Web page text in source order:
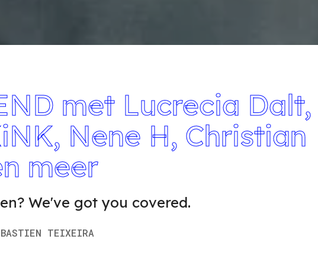
met Lucrecia
Nene H, Christian
meer
We've got you covered.
TEIXEIRA